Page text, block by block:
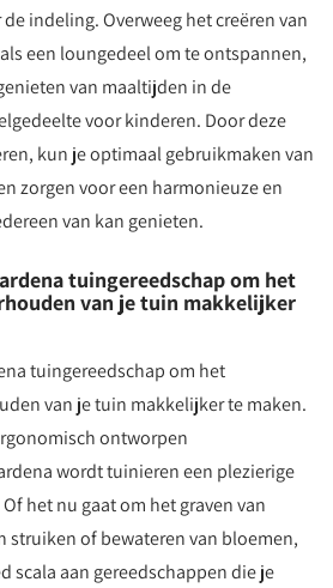
indeling. Overweeg het creëren van
een loungedeel om te ontspannen,
van maaltijden in de
voor kinderen. Door deze
kun je optimaal gebruikmaken van
zorgen voor een harmonieuze en
van kan genieten.
tuingereedschap om het
van je tuin makkelijker
tuingereedschap om het
van je tuin makkelijker te maken.
ontworpen
wordt tuinieren een plezierige
het nu gaat om het graven van
struiken of bewateren van bloemen,
scala aan gereedschappen die je